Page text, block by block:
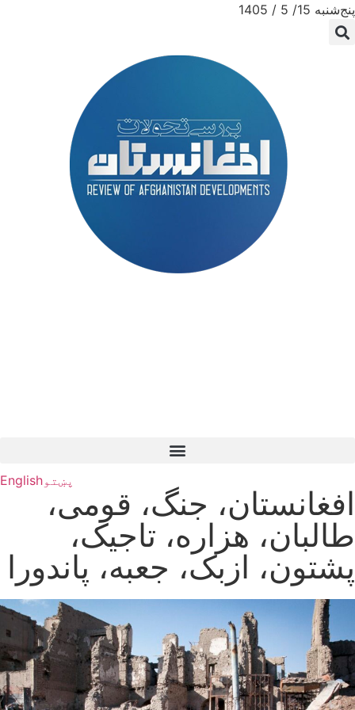
پنج‌شنبه 15/ 5 / 1405
پښتوEnglish
افغانستان، جنگ، قومی،
طالبان، هزاره، تاجیک،
پشتون، ازبک، جعبه، پاندورا